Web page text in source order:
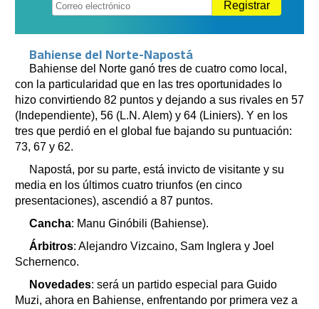
Registrar
Bahiense del Norte-Napostá
Bahiense del Norte ganó tres de cuatro como local,
con la particularidad que en las tres oportunidades lo
hizo convirtiendo 82 puntos y dejando a sus rivales en 57
(Independiente), 56 (L.N. Alem) y 64 (Liniers). Y en los
tres que perdió en el global fue bajando su puntuación:
73, 67 y 62.
Napostá, por su parte, está invicto de visitante y su
media en los últimos cuatro triunfos (en cinco
presentaciones), ascendió a 87 puntos.
Cancha: Manu Ginóbili (Bahiense).
Árbitros: Alejandro Vizcaino, Sam Inglera y Joel
Schernenco.⁩
Novedades: será un partido especial para Guido
Muzi, ahora en Bahiense, enfrentando por primera vez a